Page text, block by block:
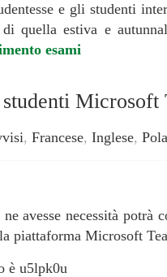
e gli studenti
di quella estiva e
esami
Microsoft
, Francese, Inglese,
avesse necessità
piattaforma Microsoft
è u5lpk0u